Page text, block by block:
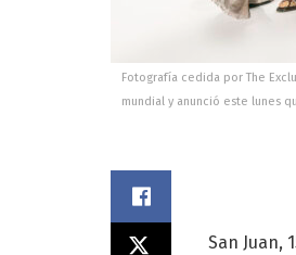
Fotografía cedida por The
mundial y anunció este lunes
San Juan,